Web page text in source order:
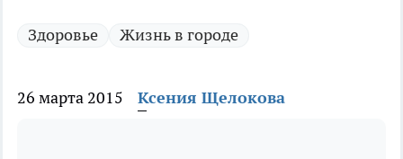
Здоровье Жизнь в городе
26 марта 2015 Ксения Щелокова